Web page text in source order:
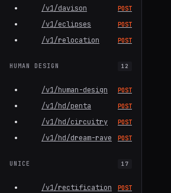
/v1/davison POST
/v1/eclipses POST
/v1/relocation POST
HUMAN DESIGN 12
/v1/human-design POST
/v1/hd/penta POST
/v1/hd/circuitry POST
/v1/hd/dream-rave POST
UNICE 17
/v1/rectification POST